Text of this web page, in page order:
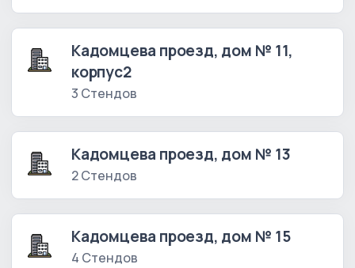
Кадомцева проезд, дом № 11,
корпус2
3 Стендов
Кадомцева проезд, дом № 13
2 Стендов
Кадомцева проезд, дом № 15
4 Стендов